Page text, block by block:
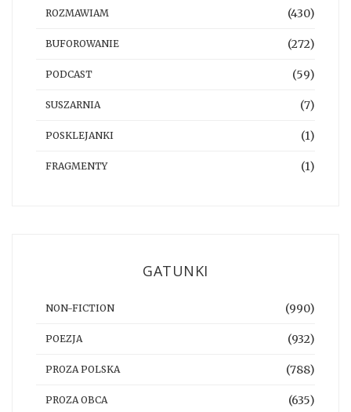
ROZMAWIAM (430)
BUFOROWANIE (272)
PODCAST (59)
SUSZARNIA (7)
POSKLEJANKI (1)
FRAGMENTY (1)
GATUNKI
NON-FICTION (990)
POEZJA (932)
PROZA POLSKA (788)
PROZA OBCA (635)